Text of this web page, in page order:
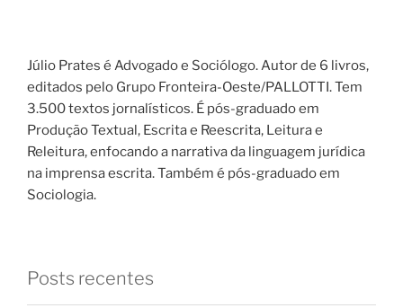
Júlio Prates é Advogado e Sociólogo. Autor de 6 livros,
editados pelo Grupo Fronteira-Oeste/PALLOTTI. Tem
3.500 textos jornalísticos. É pós-graduado em
Produção Textual, Escrita e Reescrita, Leitura e
Releitura, enfocando a narrativa da linguagem jurídica
na imprensa escrita. Também é pós-graduado em
Sociologia.
Posts recentes